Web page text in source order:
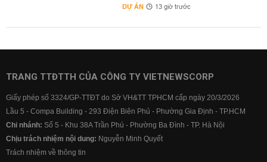
DỰ ÁN 13 giờ trước
TRANG TTĐTTH CỦA CÔNG TY VIETNEWSCORP
Giấy phép số 3324/GP-TTĐT do Sở VH&TT TPHCM cấp ngày 20/3/2026
Lầu 5 - Compa Building - 293 Điện Biên Phủ - Phường Gia Định - TP.HCM
Chi nhánh: Số 5 - Khu 38A Trần Phú - Phường Ba Đình - TP. Hà Nội
Chịu trách nhiệm nội dung: Nguyễn Minh Quyết
Trách nhiệm về thông tin